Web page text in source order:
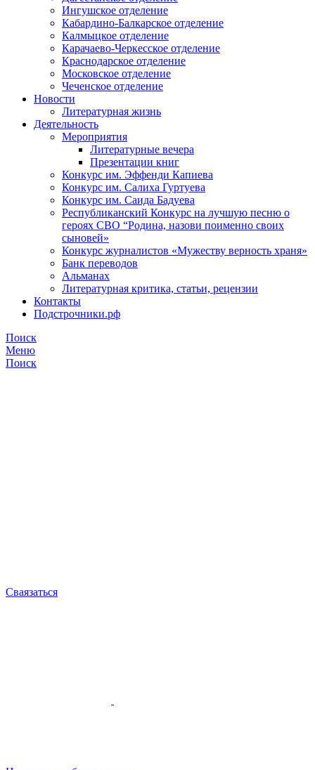
Ингушское отделение
Кабардино-Балкарское отделение
Калмыцкое отделение
Карачаево-Черкесское отделение
Краснодарское отделение
Московское отделение
Чеченское отделение
Новости
Литературная жизнь
Деятельность
Мероприятия
Литературные вечера
Презентации книг
Конкурс им. Эффенди Капиева
Конкурс им. Салиха Гуртуева
Конкурс им. Саида Бадуева
Республиканский Конкурс на лучшую песню о
героях СВО “Родина, назови поименно своих
сыновей»
Конкурс журналистов «Мужеству верность храня»
Банк переводов
Альманах
Литературная критика, статьи, рецензии
Контакты
Подстрочники.рф
Поиск
Меню
Поиск
Сваязаться